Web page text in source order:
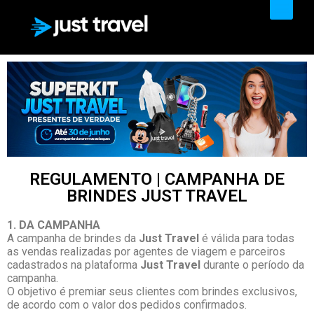
REGULAMENTO | CAMPANHA DE
BRINDES JUST TRAVEL
1. DA CAMPANHA
A campanha de brindes da Just Travel é válida para todas
as vendas realizadas por agentes de viagem e parceiros
cadastrados na plataforma Just Travel durante o período da
campanha.
O objetivo é premiar seus clientes com brindes exclusivos,
de acordo com o valor dos pedidos confirmados.